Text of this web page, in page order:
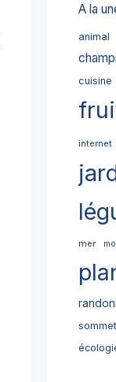
A la
animal
cuisine
internet
mer
sommet